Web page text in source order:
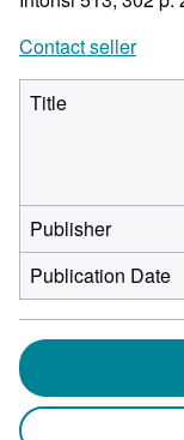
Contact seller
Title
Publisher
Publication Date